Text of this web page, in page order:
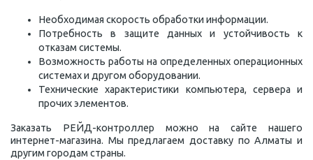
Необходимая скорость обработки информации.
Потребность в защите данных и устойчивость к
отказам системы.
Возможность работы на определенных операционных
системах и другом оборудовании.
Технические характеристики компьютера, сервера и
прочих элементов.
Заказать РЕЙД-контроллер можно на сайте нашего
интернет-магазина. Мы предлагаем доставку по Алматы и
другим городам страны.